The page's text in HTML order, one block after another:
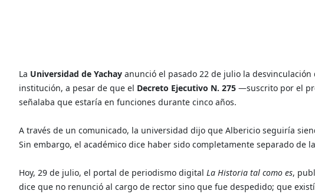
La Universidad de Yachay anunció el pasado 22 de julio la desvinculación
institución, a pesar de que el Decreto Ejecutivo N. 275 —suscrito por el
señalaba que estaría en funciones durante cinco años.
A través de un comunicado, la universidad dijo que Albericio seguiría
Sin embargo, el académico dice haber sido completamente separado de
Hoy, 29 de julio, el portal de periodismo digital La Historia tal como es,
dice que no renunció al cargo de rector sino que fue despedido; que